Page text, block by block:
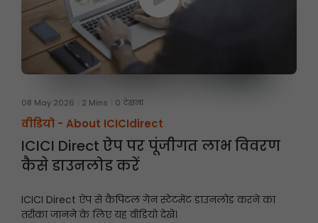
08 May 2026 2 Mins 0 देखना
वीडियो - About ICICIdirect
ICICI Direct ऐप पर पूंजीगत लाभ विवरण
कैसे डाउनलोड करें
ICICI Direct ऐप से कैपिटल गेन स्टेटमेंट डाउनलोड करने का
तरीका जानने के लिए यह वीडियो देखें।